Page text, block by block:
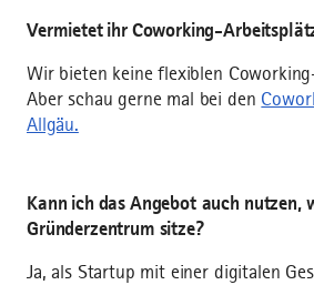
Vermietet ihr Coworking-
Wir bieten keine flexiblen
Aber schau gerne mal bei den
Allgäu.
Kann ich das Angebot auch nutzen,
Gründerzentrum sitze?
Ja, als Startup mit einer digitalen